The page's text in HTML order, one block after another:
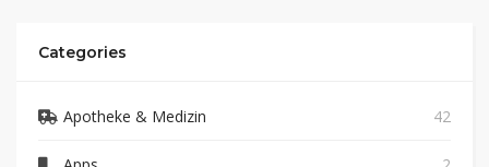
Categories
Apotheke & Medizin 42